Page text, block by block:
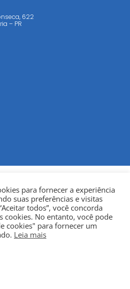
622
– PR
Municipal Centro Universitário
da Vitória – UNIUV
para fornecer a experiência
suas preferências e visitas
todos”, você concorda
cookies. No entanto, você pode
cookies" para fornecer um
Leia mais